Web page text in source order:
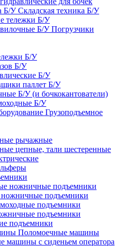
Складская техника Б/У
тележки Б/У
Погрузчики
Б/У
Б/У
Б/У
паллет Б/У
Б/У (и бочкокантователи)
Б/У
Грузоподъемное
рычажные
цепные, тали шестеренные
подъемники
подъемники
подъемники
подъемники
Поломоечные машины